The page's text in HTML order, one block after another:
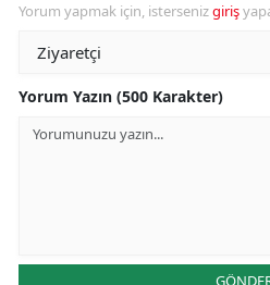
Yorum yapmak için, istersenizgiriş
Yorum Yazın (500 Karakter)